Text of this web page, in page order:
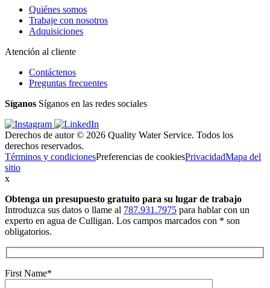
Quiénes somos
Trabaje con nosotros
Adquisiciones
Atención al cliente
Contáctenos
Preguntas frecuentes
Síganos Síganos en las redes sociales
Derechos de autor © 2026 Quality Water Service. Todos los
derechos reservados.
Términos y condicionesPreferencias de cookiesPrivacidadMapa del
sitio
x
Obtenga un presupuesto gratuito para su lugar de trabajo
Introduzca sus datos o llame al 787.931.7975 para hablar con un
experto en agua de Culligan. Los campos marcados con * son
obligatorios.
First Name*